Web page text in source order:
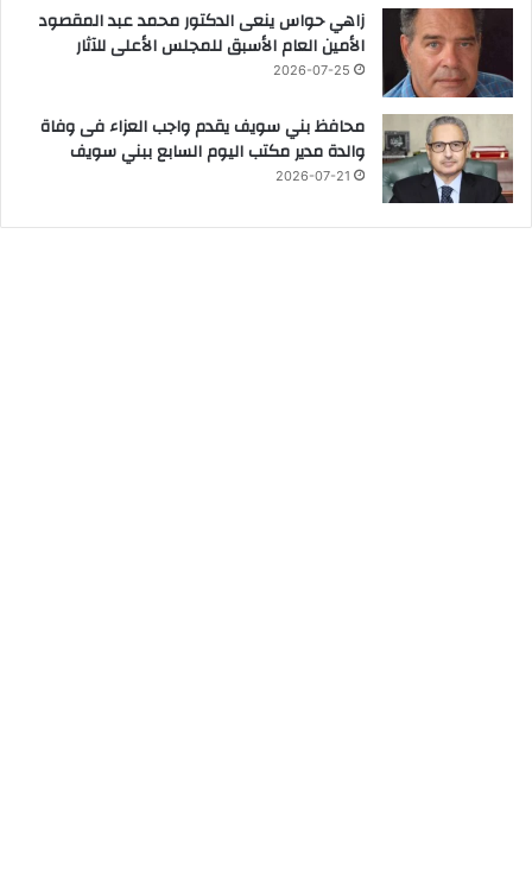
زاهي حواس ينعى الدكتور محمد عبد المقصود
الأمين العام الأسبق للمجلس الأعلى للآثار
2026-07-25
محافظ بني سويف يقدم واجب العزاء فى وفاة
والدة مدير مكتب اليوم السابع ببني سويف
2026-07-21